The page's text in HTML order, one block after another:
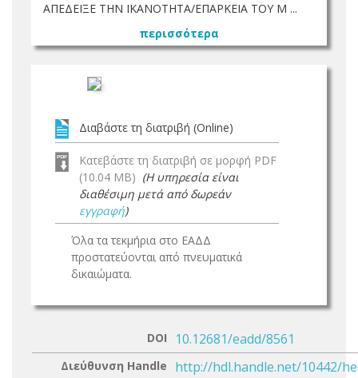
ΑΠΕΔΕΙΞΕ ΤΗΝ ΙΚΑΝΟΤΗΤΑ/ΕΠΑΡΚΕΙΑ ΤΟΥ Μ ...
περισσότερα
Διαβάστε τη διατριβή (Online)
Κατεβάστε τη διατριβή σε μορφή PDF
(10.04 MB) (Η υπηρεσία είναι
διαθέσιμη μετά από δωρεάν
εγγραφή)
Όλα τα τεκμήρια στο ΕΑΔΔ
προστατεύονται από πνευματικά
δικαιώματα.
DOI 10.12681/eadd/8561
Διεύθυνση Handle http://hdl.handle.net/10442/